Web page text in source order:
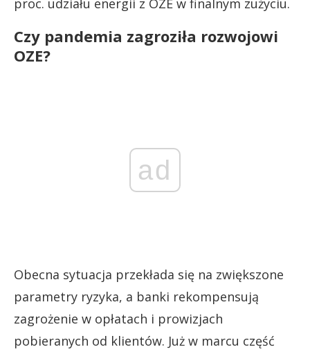
proc. udziału energii z OZE w finalnym zużyciu.
Czy pandemia zagroziła rozwojowi
OZE?
ad
Obecna sytuacja przekłada się na zwiększone
parametry ryzyka, a banki rekompensują
zagrożenie w opłatach i prowizjach
pobieranych od klientów. Już w marcu część